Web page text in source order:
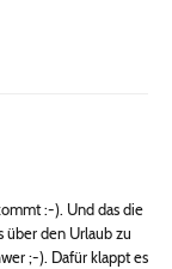
:-). Und das die
über den Urlaub zu
;-). Dafür klappt es